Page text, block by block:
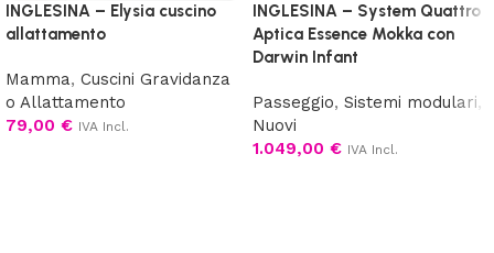
INGLESINA – Elysia cuscino
allattamento
Mamma, Cuscini Gravidanza
o Allattamento
79,00 € IVA Incl.
INGLESINA – System Quattro
Aptica Essence Mokka con
Darwin Infant
Passeggio, Sistemi modulari,
Nuovi
1.049,00 € IVA Incl.